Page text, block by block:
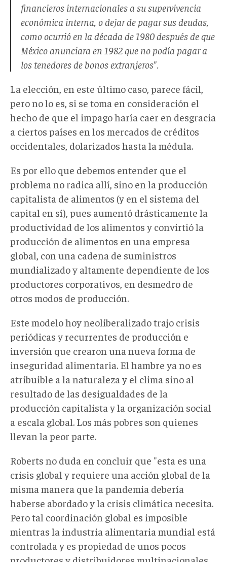
financieros internacionales a su supervivencia
económica interna, o dejar de pagar sus deudas,
como ocurrió en la década de 1980 después de que
México anunciara en 1982 que no podía pagar a
los tenedores de bonos extranjeros".
La elección, en este último caso, parece fácil,
pero no lo es, si se toma en consideración el
hecho de que el impago haría caer en desgracia
a ciertos países en los mercados de créditos
occidentales, dolarizados hasta la médula.
Es por ello que debemos entender que el
problema no radica allí, sino en la producción
capitalista de alimentos (y en el sistema del
capital en sí), pues aumentó drásticamente la
productividad de los alimentos y convirtió la
producción de alimentos en una empresa
global, con una cadena de suministros
mundializado y altamente dependiente de los
productores corporativos, en desmedro de
otros modos de producción.
Este modelo hoy neoliberalizado trajo crisis
periódicas y recurrentes de producción e
inversión que crearon una nueva forma de
inseguridad alimentaria. El hambre ya no es
atribuible a la naturaleza y el clima sino al
resultado de las desigualdades de la
producción capitalista y la organización social
a escala global. Los más pobres son quienes
llevan la peor parte.
Roberts no duda en concluir que "esta es una
crisis global y requiere una acción global de la
misma manera que la pandemia debería
haberse abordado y la crisis climática necesita.
Pero tal coordinación global es imposible
mientras la industria alimentaria mundial está
controlada y es propiedad de unos pocos